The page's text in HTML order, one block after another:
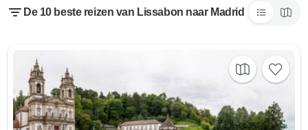
De 10 beste reizen van Lissabon naar Madrid